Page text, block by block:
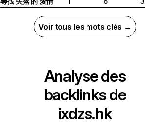
Voir tous les mots clés →
Analyse des
backlinks de
ixdzs.hk